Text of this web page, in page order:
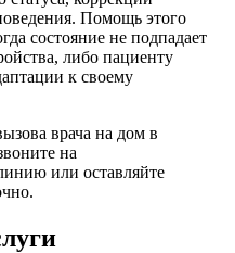
Помощь этого
состояние не подпадает
либо пациенту
к своему
врача на дом в
на
или оставляйте